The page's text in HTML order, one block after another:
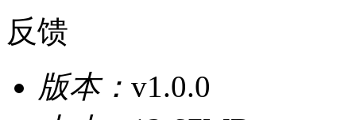
反馈
版本： v1.0.0